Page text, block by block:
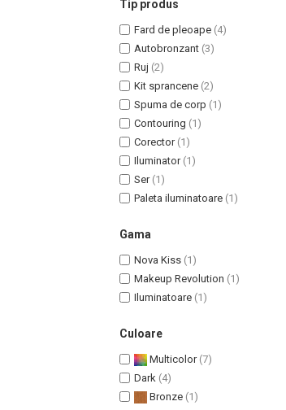
Uleiuri Unghii / Cuticule
Tip produs
Fard de pleoape (4)
Autobronzant (3)
Ruj (2)
Kit sprancene (2)
Spuma de corp (1)
Contouring (1)
Corector (1)
Iluminator (1)
Ser (1)
Paleta iluminatoare (1)
Gama
Nova Kiss (1)
Makeup Revolution (1)
Iluminatoare (1)
Culoare
Multicolor (7)
Dark (4)
Bronze (1)